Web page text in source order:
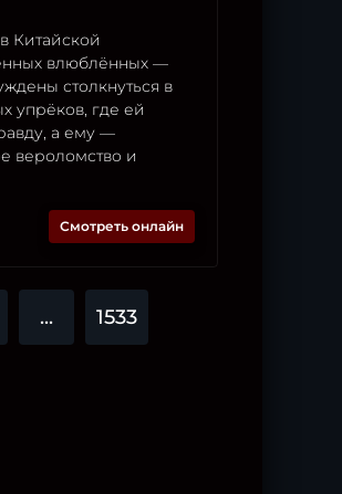
Китайской
влюблённых —
столкнуться в
упрёков, где ей
а ему —
вероломство и
Смотреть онлайн
... 1533